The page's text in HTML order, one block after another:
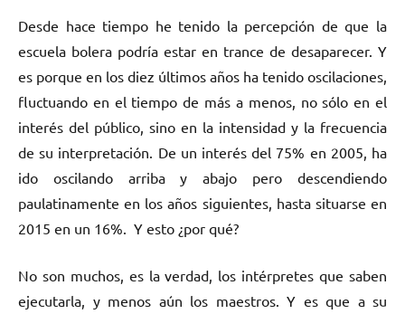
Desde hace tiempo he tenido la percepción de que la
escuela bolera podría estar en trance de desaparecer. Y
es porque en los diez últimos años ha tenido oscilaciones,
fluctuando en el tiempo de más a menos, no sólo en el
interés del público, sino en la intensidad y la frecuencia
de su interpretación. De un interés del 75% en 2005, ha
ido oscilando arriba y abajo pero descendiendo
paulatinamente en los años siguientes, hasta situarse en
2015 en un 16%. Y esto ¿por qué?
No son muchos, es la verdad, los intérpretes que saben
ejecutarla, y menos aún los maestros. Y es que a su